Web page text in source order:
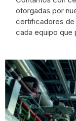
otorgadas por
certificadores de
cada equipo que